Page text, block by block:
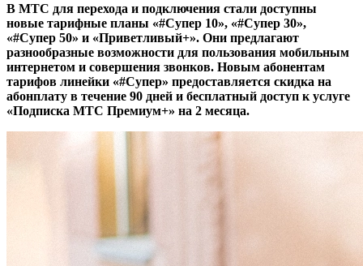
В МТС для перехода и подключения стали доступны
новые тарифные планы «#Супер 10», «#Супер 30»,
«#Супер 50» и «Приветливый+». Они предлагают
разнообразные возможности для пользования мобильным
интернетом и совершения звонков. Новым абонентам
тарифов линейки «#Супер» предоставляется скидка на
абонплату в течение 90 дней и бесплатный доступ к услуге
«Подписка МТС Премиум+» на 2 месяца.